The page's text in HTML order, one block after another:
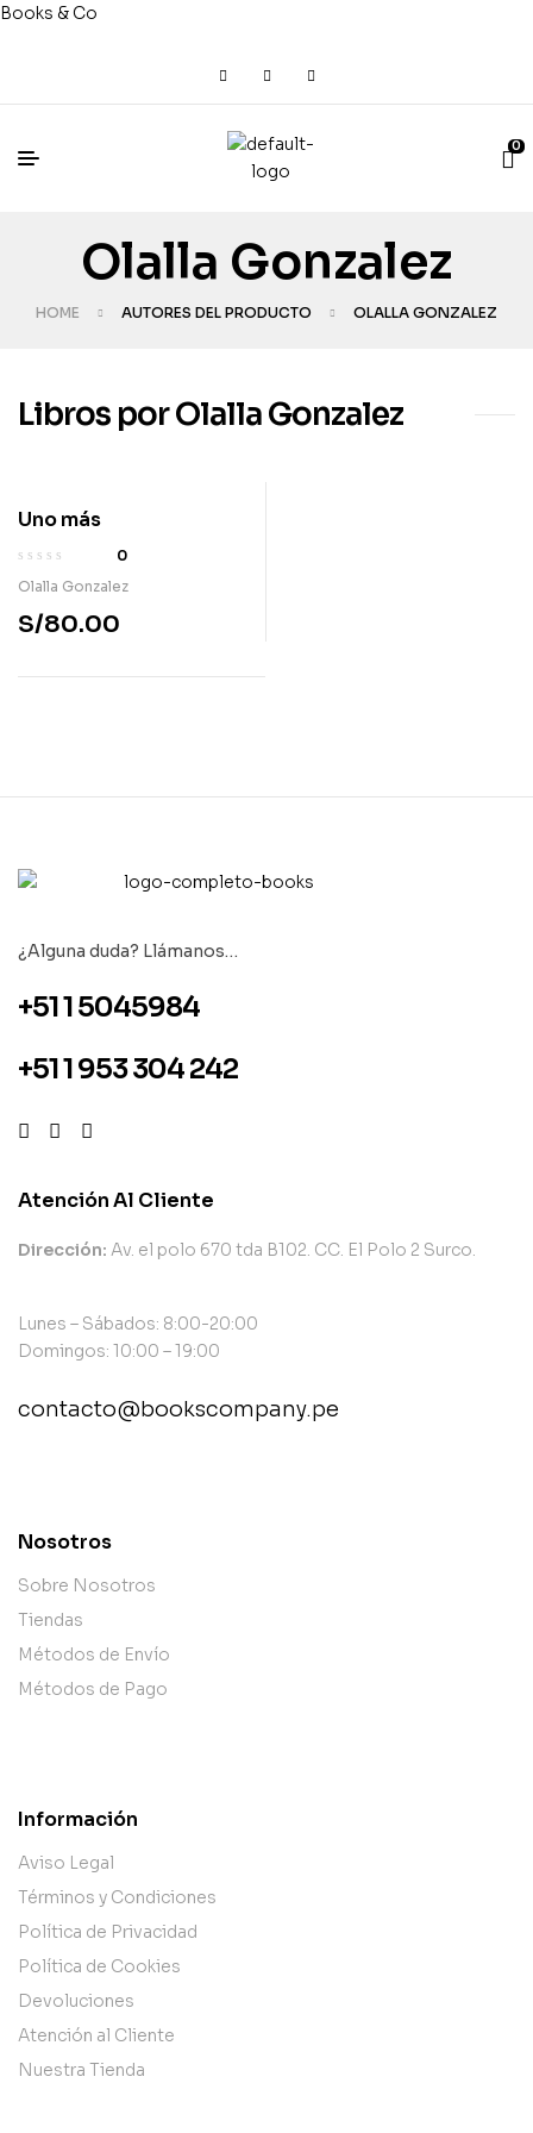
Books & Co
0
Olalla Gonzalez
HOME AUTORES DEL PRODUCTO OLALLA GONZALEZ
Libros por Olalla Gonzalez
Uno más
0
Olalla Gonzalez
S/80.00
¿Alguna duda? Llámanos…
+51 1 5045984
+51 1 953 304 242
Atención Al Cliente
Dirección: Av. el polo 670 tda B102. CC. El Polo 2 Surco.
Lunes – Sábados: 8:00-20:00
Domingos: 10:00 – 19:00
contacto@bookscompany.pe
Nosotros
Sobre Nosotros
Tiendas
Métodos de Envío
Métodos de Pago
Información
Aviso Legal
Términos y Condiciones
Política de Privacidad
Política de Cookies
Devoluciones
Atención al Cliente
Nuestra Tienda